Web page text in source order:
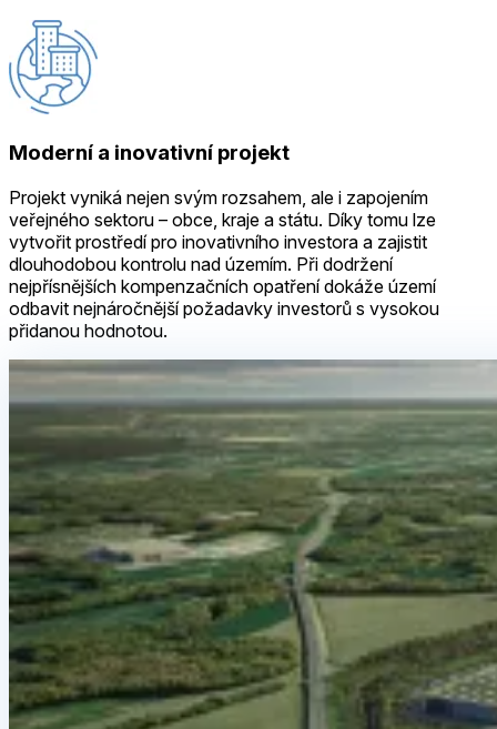
Moderní a inovativní projekt
Projekt vyniká nejen svým rozsahem, ale i zapojením
veřejného sektoru – obce, kraje a státu. Díky tomu lze
vytvořit prostředí pro inovativního investora a zajistit
dlouhodobou kontrolu nad územím. Při dodržení
nejpřísnějších kompenzačních opatření dokáže území
odbavit nejnáročnější požadavky investorů s vysokou
přidanou hodnotou.